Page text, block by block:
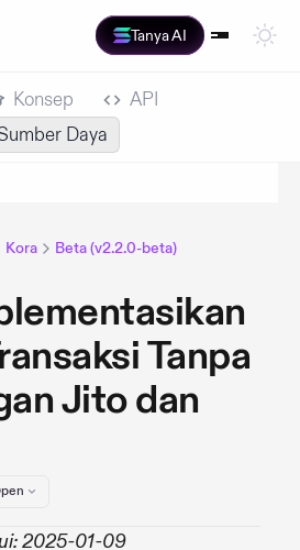
Tanya AI
Konsep
API
Daya
Kora Beta (v2.2.0-beta)
Tanpa
Jito dan
2025-01-09